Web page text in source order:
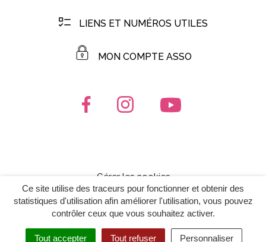
Ce site utilise des traceurs pour fonctionner et obtenir des
statistiques d'utilisation afin améliorer l'utilisation, vous pouvez
contrôler ceux que vous souhaitez activer.
Tout accepter Tout refuser Personnaliser
LIENS ET NUMÉROS UTILES
MON COMPTE ASSO
Lien vers le compte Facebook
Lien vers le compte
Lien vers la chaîne
Gérer les cookies
Mentions Légales
Politique de confidentialité
Plan du site